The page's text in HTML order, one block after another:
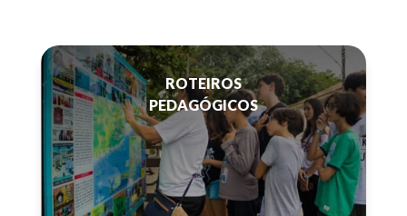
ROTEIROS
PEDAGÓGICOS